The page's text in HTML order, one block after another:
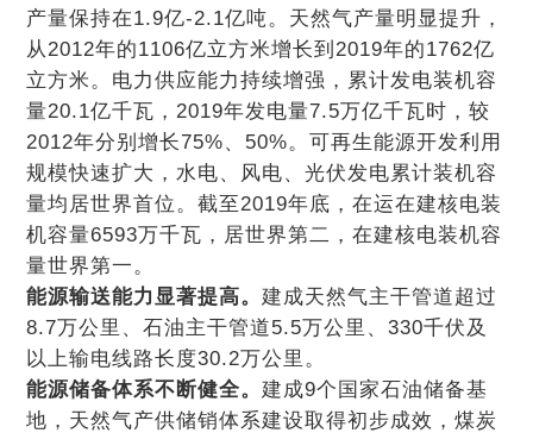
产量保持在1.9亿-2.1亿吨。天然气产量明显提升，
从2012年的1106亿立方米增长到2019年的1762亿
立方米。电力供应能力持续增强，累计发电装机容
量20.1亿千瓦，2019年发电量7.5万亿千瓦时，较
2012年分别增长75%、50%。可再生能源开发利用
规模快速扩大，水电、风电、光伏发电累计装机容
量均居世界首位。截至2019年底，在运在建核电装
机容量6593万千瓦，居世界第二，在建核电装机容
量世界第一。
能源输送能力显著提高。 建成天然气主干管道超过
8.7万公里、石油主干管道5.5万公里、330千伏及
以上输电线路长度30.2万公里。
能源储备体系不断健全。 建成9个国家石油储备基
地，天然气产供储销体系建设取得初步成效，煤炭